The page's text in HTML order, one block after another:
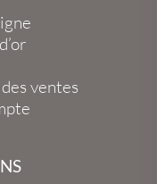
ventes